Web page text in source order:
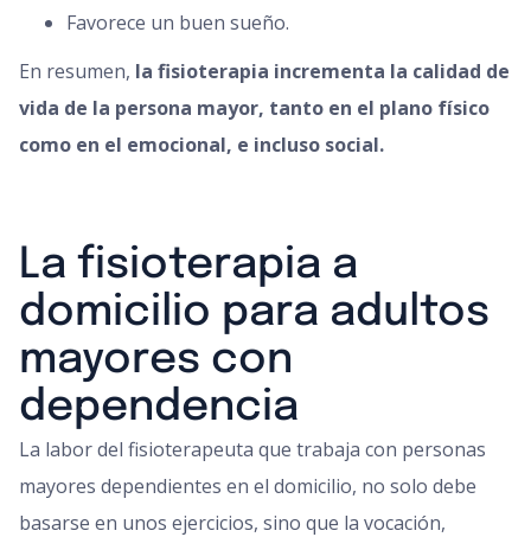
Favorece un buen sueño.
En resumen, la fisioterapia incrementa la calidad de
vida de la persona mayor, tanto en el plano físico
como en el emocional, e incluso social.
La fisioterapia a
domicilio para adultos
mayores con
dependencia
La labor del fisioterapeuta que trabaja con personas
mayores dependientes en el domicilio, no solo debe
basarse en unos ejercicios, sino que la vocación,